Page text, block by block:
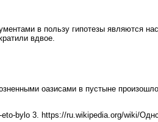
в пользу гипотезы являются
вдвое.
оазисами в пустыне
bylo 3. https://ru.wikipedia.org/wiki/